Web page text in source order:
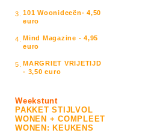
3. 101 Woonideeën- 4,50
euro
4. Mind Magazine - 4,95
euro
5. MARGRIET VRIJETIJD
- 3,50 euro
Weekstunt
PAKKET STIJLVOL
WONEN + COMPLEET
WONEN: KEUKENS